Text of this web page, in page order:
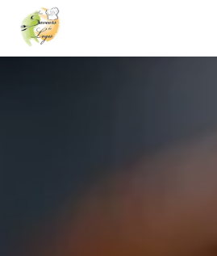
Panneau de gestion des cookies